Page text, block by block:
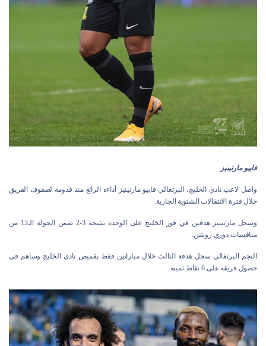
فابيو مارتينيز
واصل لاعب نادي الخليج، البرتغالي فابيو مارتينيز أداءه الرائع منذ قدومه لصفوف الفريق
خلال فترة الانتقالات الشتوية الجارية.
وسجل مارتينيز هدفين في فوز الخليج على الوحدة بنتيجة 3-2 ضمن الجولة الـ13 من
منافسات دوري روشن.
النجم البرتغالي سجل هدفة الثالث خلال مباراتين فقط بقميص نادي الخليج وساهم في
حصول فريقه على 6 نقاط ثمينة.